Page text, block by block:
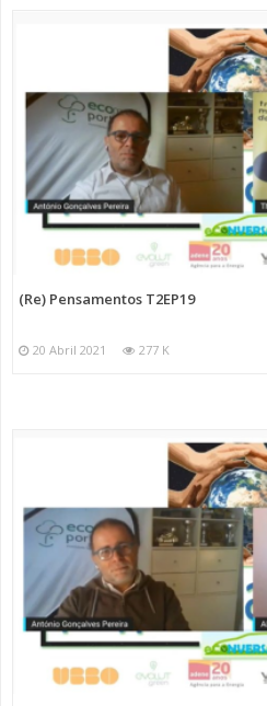
(Re) Pensamentos T2EP19
20 Abril 2021 277 K